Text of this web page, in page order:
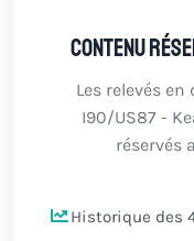
Contenu
Les relevés
I90/US87 -
réservés
Historique des